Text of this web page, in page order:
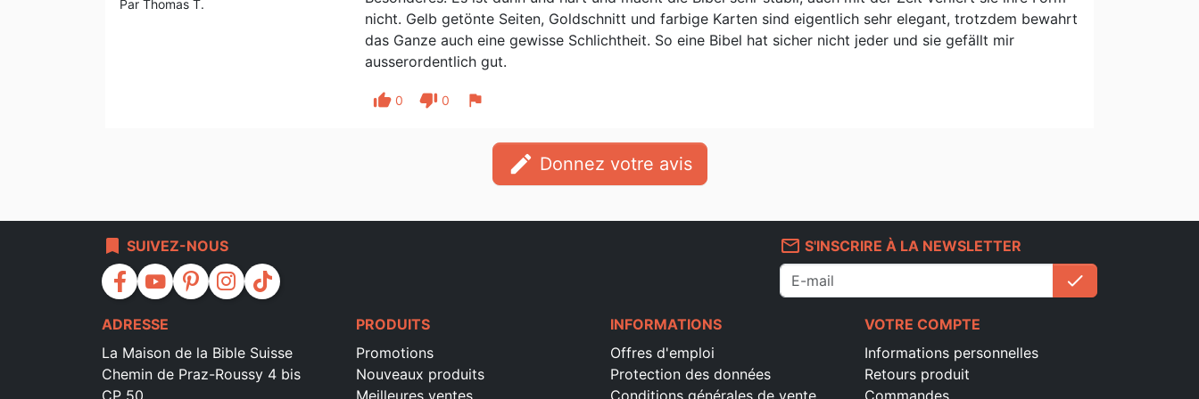
Par Thomas T.
nicht. Gelb getönte Seiten, Goldschnitt und farbige Karten sind eigentlich sehr elegant, trotzdem bewahrt
das Ganze auch eine gewisse Schlichtheit. So eine Bibel hat sicher nicht jeder und sie gefällt mir
ausserordentlich gut.
thumb_up 0 thumb_down 0 flag
edit Donnez votre avis
bookmark SUIVEZ-NOUS
facebook youtube pinterest instagram tiktok
mail_outline S'INSCRIRE À LA NEWSLETTER
check
ADRESSE
La Maison de la Bible Suisse
Chemin de Praz-Roussy 4 bis
CP 50
PRODUITS
Promotions
Nouveaux produits
Meilleures ventes
INFORMATIONS
Offres d'emploi
Protection des données
Conditions générales de vente
VOTRE COMPTE
Informations personnelles
Retours produit
Commandes